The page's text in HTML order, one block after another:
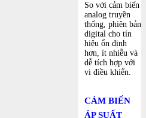
So với cảm biến
analog truyền
thống, phiên bản
digital cho tín
hiệu ổn định
hơn, ít nhiễu và
dễ tích hợp với
vi điều khiển.
CẢM BIẾN
ÁP SUẤT